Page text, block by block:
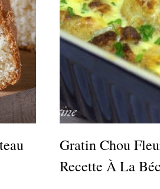
Gratin Chou
Recette À La